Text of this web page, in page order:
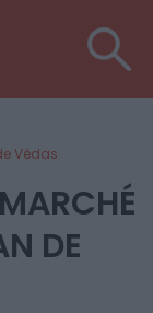
Védas
DE